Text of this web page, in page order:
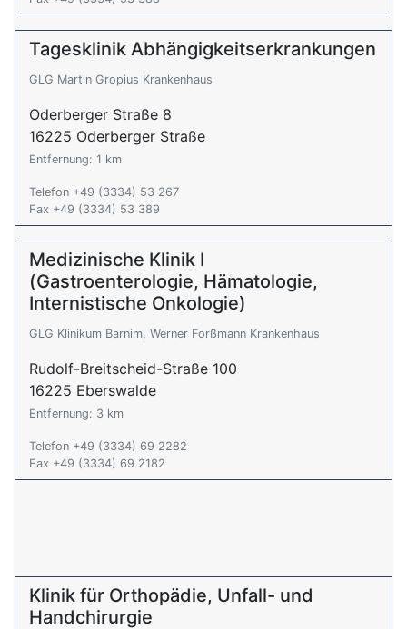
Tagesklinik Abhängigkeitserkrankungen
GLG Martin Gropius Krankenhaus
Oderberger Straße 8
16225 Oderberger Straße
Entfernung: 1 km
Telefon +49 (3334) 53 267
Fax +49 (3334) 53 389
Medizinische Klinik I
(Gastroenterologie, Hämatologie,
Internistische Onkologie)
GLG Klinikum Barnim, Werner Forßmann Krankenhaus
Rudolf-Breitscheid-Straße 100
16225 Eberswalde
Entfernung: 3 km
Telefon +49 (3334) 69 2282
Fax +49 (3334) 69 2182
Klinik für Orthopädie, Unfall- und
Handchirurgie